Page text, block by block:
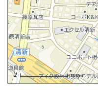
100m